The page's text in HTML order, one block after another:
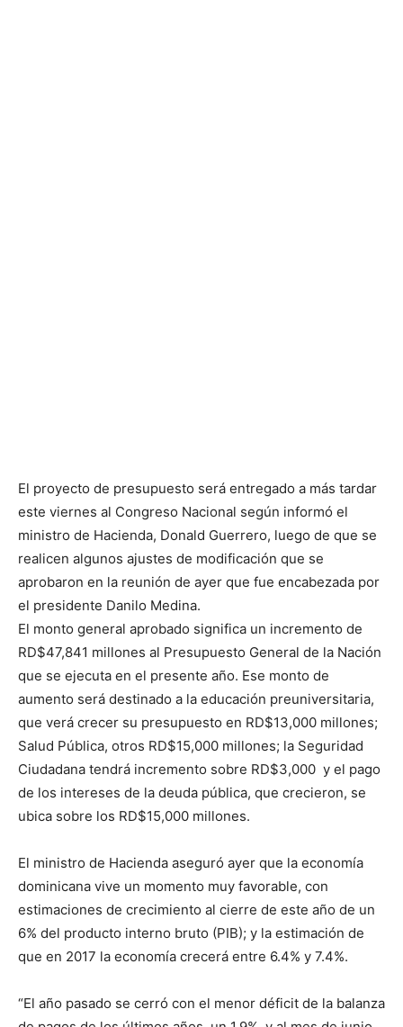
El proyecto de presupuesto será entregado a más tardar
este viernes al Congreso Nacional según informó el
ministro de Hacienda, Donald Guerrero, luego de que se
realicen algunos ajustes de modificación que se
aprobaron en la reunión de ayer que fue encabezada por
el presidente Danilo Medina.
El monto general aprobado significa un incremento de
RD$47,841 millones al Presupuesto General de la Nación
que se ejecuta en el presente año. Ese monto de
aumento será destinado a la educación preuniversitaria,
que verá crecer su presupuesto en RD$13,000 millones;
Salud Pública, otros RD$15,000 millones; la Seguridad
Ciudadana tendrá incremento sobre RD$3,000 y el pago
de los intereses de la deuda pública, que crecieron, se
ubica sobre los RD$15,000 millones.
El ministro de Hacienda aseguró ayer que la economía
dominicana vive un momento muy favorable, con
estimaciones de crecimiento al cierre de este año de un
6% del producto interno bruto (PIB); y la estimación de
que en 2017 la economía crecerá entre 6.4% y 7.4%.
“El año pasado se cerró con el menor déficit de la balanza